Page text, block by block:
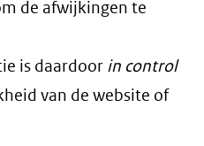
de afwijkingen te
is daardoor in control
van de website of